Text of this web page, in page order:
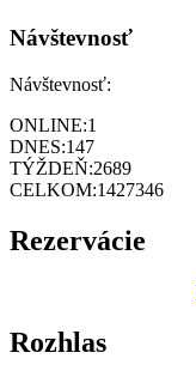
Návštevnosť
Návštevnosť:
ONLINE:1
DNES:147
TÝŽDEŇ:2689
CELKOM:1427346
Rezervácie
Rozhlas